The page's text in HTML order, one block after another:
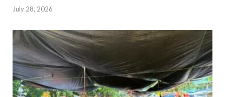
July 28, 2026